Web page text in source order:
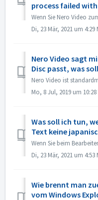
process failed
Di, 23 Mär, 2021 um 4:29
Nero Video sagt
Disc passt, was
Mo, 8 Jul, 2019 um 10:28
Was soll ich tun,
Text keine
Di, 23 Mär, 2021 um 4:53
Wie brennt man
vom Windows